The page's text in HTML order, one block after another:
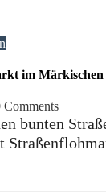
im
Comments
bunten